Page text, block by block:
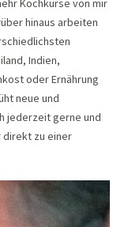
Kochkurse von mir
hinaus arbeiten
Indien,
oder Ernährung
neue und
jederzeit gerne und
direkt zu einer